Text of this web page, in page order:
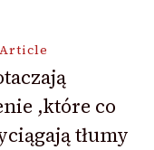
,które co
tłumy